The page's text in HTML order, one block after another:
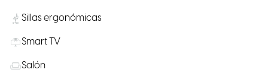
Sillas ergonómicas
Smart TV
Salón